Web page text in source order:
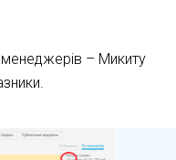
– Микиту